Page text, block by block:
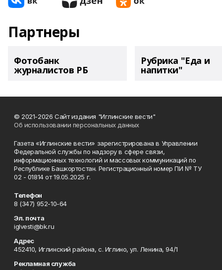
Партнеры
Фотобанк
журналистов РБ
Рубрика "Еда и
напитки"
© 2021-2026 Сайт издания "Иглинские вести"
Об использовании персональных данных
Газета «Иглинские вести» зарегистрирована в Управлении
Федеральной службы по надзору в сфере связи,
информационных технологий и массовых коммуникаций по
Республике Башкортостан. Регистрационный номер ПИ № ТУ
02 - 01814 от 19.05.2025 г.
Телефон
8 (347) 952-10-64
Эл. почта
iglvesti@bk.ru
Адрес
452410, Иглинский района, с. Иглино, ул. Ленина, 94/1
Рекламная служба